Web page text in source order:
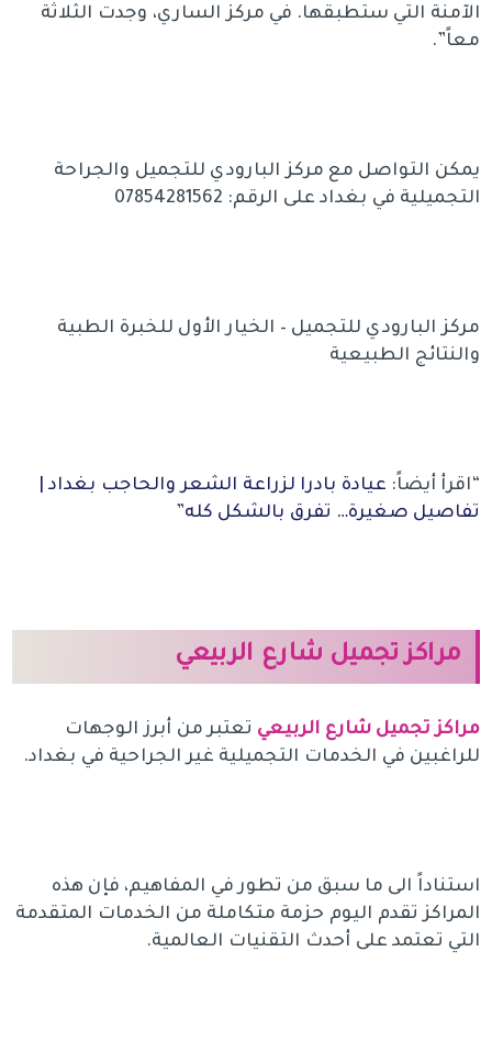
الآمنة التي ستطبقها. في مركز الساري، وجدت الثلاثة
معاً”.
يمكن التواصل مع مركز البارودي للتجميل والجراحة
التجميلية في بغداد على الرقم: 07854281562
مركز البارودي للتجميل – الخيار الأول للخبرة الطبية
والنتائج الطبيعية
“اقرأ أيضاً: عيادة بادرا لزراعة الشعر والحاجب بغداد |
تفاصيل صغيرة… تفرق بالشكل كله”
مراكز تجميل شارع الربيعي
مراكز تجميل شارع الربيعي تعتبر من أبرز الوجهات
للراغبين في الخدمات التجميلية غير الجراحية في بغداد.
استناداً الى ما سبق من تطور في المفاهيم، فإن هذه
المراكز تقدم اليوم حزمة متكاملة من الخدمات المتقدمة
التي تعتمد على أحدث التقنيات العالمية.